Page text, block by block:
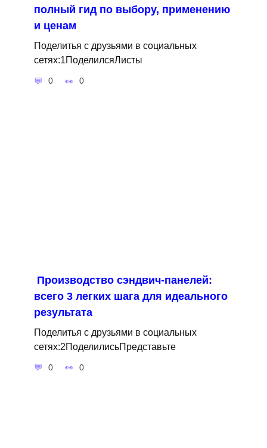
полный гид по выбору, применению
и ценам
Поделитья с друзьями в социальных
сетях:1ПоделилсяЛисты
0 0
Производство сэндвич-панелей:
всего 3 легких шага для идеального
результата
Поделитья с друзьями в социальных
сетях:2ПоделилисьПредставьте
0 0